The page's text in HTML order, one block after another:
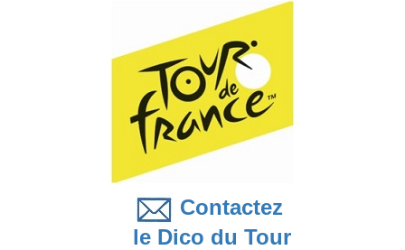
Contactez
le Dico du Tour